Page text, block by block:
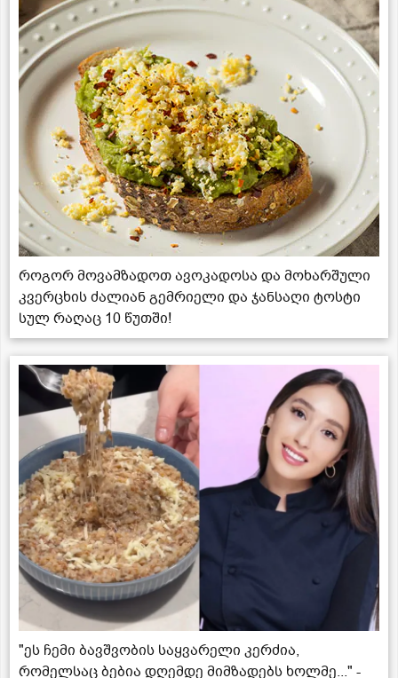
როგორ მოვამზადოთ ავოკადოსა და მოხარშული
კვერცხის ძალიან გემრიელი და ჯანსაღი ტოსტი
სულ რაღაც 10 წუთში!
"ეს ჩემი ბავშვობის საყვარელი კერძია,
რომელსაც ბებია დღემდე მიმზადებს ხოლმე..." -